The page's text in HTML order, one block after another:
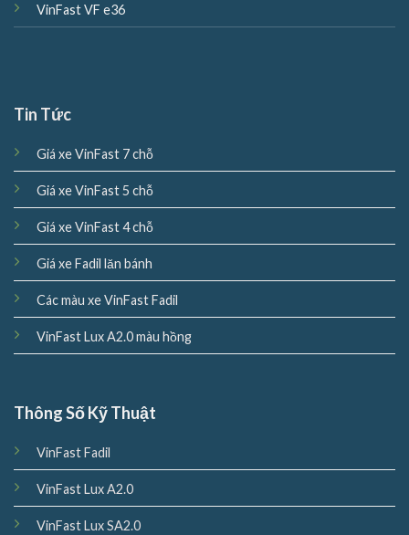
VinFast VF e36
Tin Tức
Giá xe VinFast 7 chỗ
Giá xe VinFast 5 chỗ
Giá xe VinFast 4 chỗ
Giá xe Fadil lăn bánh
Các màu xe VinFast Fadil
VinFast Lux A2.0 màu hồng
Thông Số Kỹ Thuật
VinFast Fadil
VinFast Lux A2.0
VinFast Lux SA2.0